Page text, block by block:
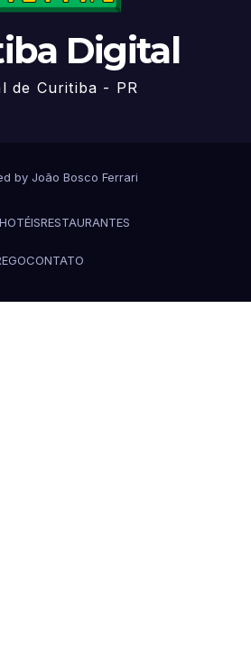
Digital
de Curitiba - PR
by João Bosco Ferrari
HOTÉISRESTAURANTES
CONTATO